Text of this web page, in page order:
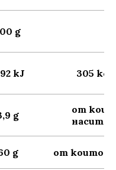
g
kJ 305
g
от
g от които